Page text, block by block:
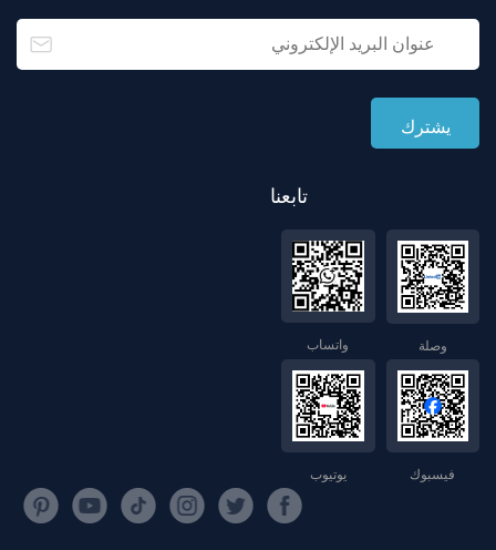
تابعنا
واتساب وصلة
يوتيوب فيسبوك